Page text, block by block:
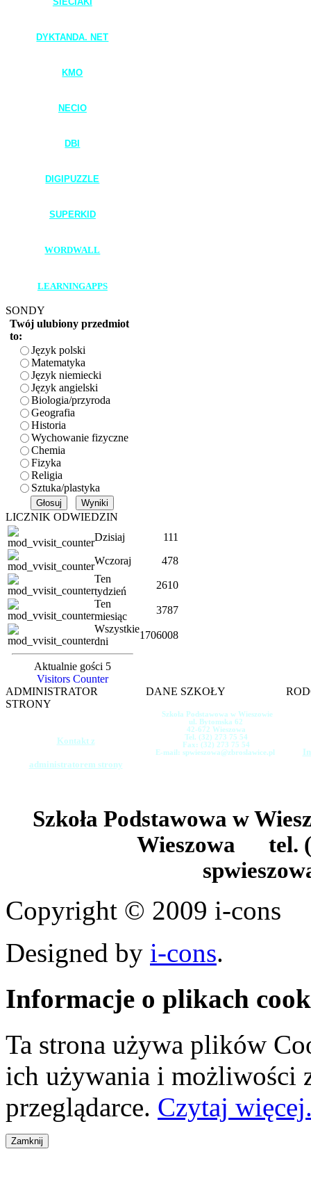
DYKTANDA. NET
KMO
NECIO
DBI
DIGIPUZZLE
SUPERKID
WORDWALL
LEARNINGAPPS
SONDY
Twój ulubiony przedmiot
to:
Język polski
Matematyka
Język niemiecki
Język angielski
Biologia/przyroda
Geografia
Historia
Wychowanie fizyczne
Chemia
Fizyka
Religia
Sztuka/plastyka
LICZNIK ODWIEDZIN
Dzisiaj
111
Wczoraj
478
Ten
tydzień
2610
Ten
miesiąc
3787
Wszystkie
dni
1706008
Aktualnie gości 5
Visitors Counter
ADMINISTRATOR
STRONY
Kontakt z
administratorem strony
DANE SZKOŁY
Szkoła Podstawowa w Wieszowie
ul. Bytomska 62
42-672 Wieszowa
Tel. (32) 273 75 54
Fax: (32) 273 75 54
E-mail: spwieszowa@zbroslawice.pl
Szkoła Podstawowa w
Wieszowa tel.
Copyright © 2009 i-cons
Designed by i-cons.
Informacje o plikach
Ta strona używa plików
ich używania i możliwości
przeglądarce. Czytaj